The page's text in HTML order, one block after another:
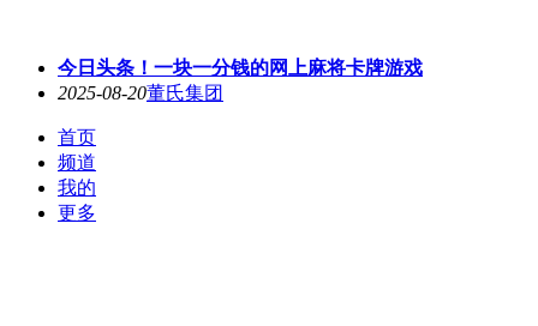
今日头条！一块一分钱的网上麻将卡牌游戏
2025-08-20董氏集团
首页
频道
我的
更多